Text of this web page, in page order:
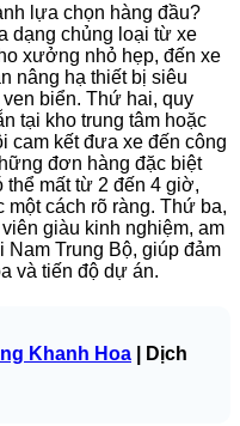
lựa chọn hàng đầu?
dạng chủng loại từ xe
xưởng nhỏ hẹp, đến xe
nâng hạ thiết bị siêu
biển. Thứ hai, quy
tại kho trung tâm hoặc
cam kết đưa xe đến công
đơn hàng đặc biệt
mất từ 2 đến 4 giờ,
cách rõ ràng. Thứ ba,
giàu kinh nghiệm, am
Nam Trung Bộ, giúp đảm
và tiến độ dự án.
Khanh Hoa | Dịch